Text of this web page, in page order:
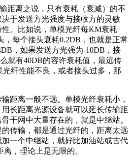
距离之说，只有衰耗（衰减）的不
于发送方光强度与接收方的灵敏
。比如说，单模光纤每KM衰耗
，每个接头衰耗0.2DB，也就是正常
，如果发送方光强为-10DB，接
就有40DB的容许衰耗值，最远传
纤性能不良，或者接头过多，那
距离一般不远。单模光纤衰耗小，
长距离光源设备就可以延长传输距
干网中大量存在的，就是中继站。
传输，都是通过光纤的，距离太远
一个中继站，就好比加油站或古代
，理论上是无限的。